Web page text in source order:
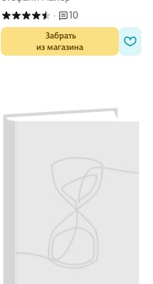
· 10
Забрать
из магазина